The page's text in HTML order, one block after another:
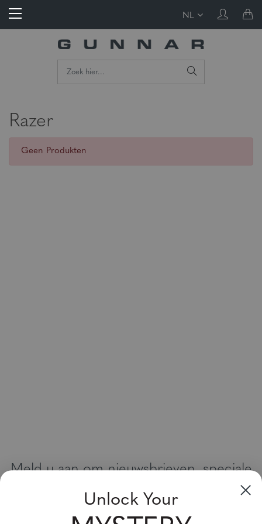
NL
Razer
Geen Produkten
Meld u aan om nieuwsbrieven, speciale
aanbiedingen en kortingsbonnen te
ontvangen
Vul uw email adres in en schrijf u in!
Unlock Your